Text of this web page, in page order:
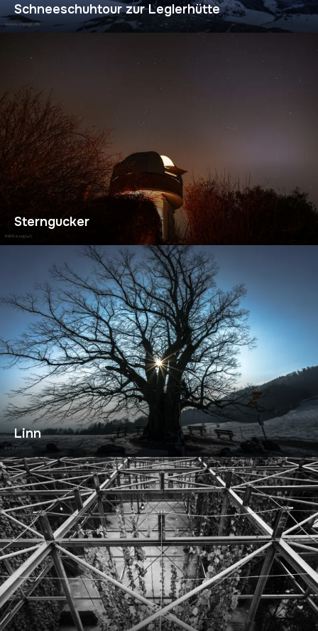
Schneeschuhtour zur Leglerhütte
Sterngucker
Linn